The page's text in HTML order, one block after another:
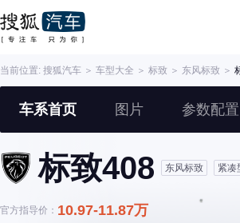
当前位置: 搜狐汽车 ＞ 车型大全 ＞ 标致 ＞ 东风标致 ＞
车系首页 图片 参数配置
标致408 东风标致 紧凑
官方指导价： 10.97-11.87万